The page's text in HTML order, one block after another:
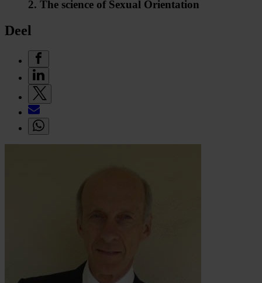
2. The science of Sexual Orientation
Deel